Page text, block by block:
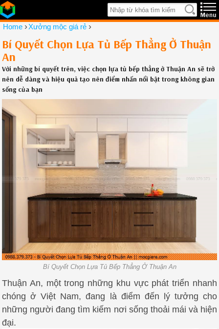
Home ›Xưởng mộc giá rẻ ›
Bí Quyết Chọn Lựa Tủ Bếp Thẳng Ở Thuận
An
Với những bí quyết trên, việc chọn lựa tủ bếp thẳng ở Thuận An sẽ trở
nên dễ dàng và hiệu quả tạo nên điểm nhấn nổi bật trong không gian
sống của bạn
Bí Quyết Chọn Lựa Tủ Bếp Thẳng Ở Thuận An
Thuận An, một trong những khu vực phát triển nhanh
chóng ở Việt Nam, đang là điểm đến lý tưởng cho
những người đang tìm kiếm nơi sống thoải mái và hiện
đại.